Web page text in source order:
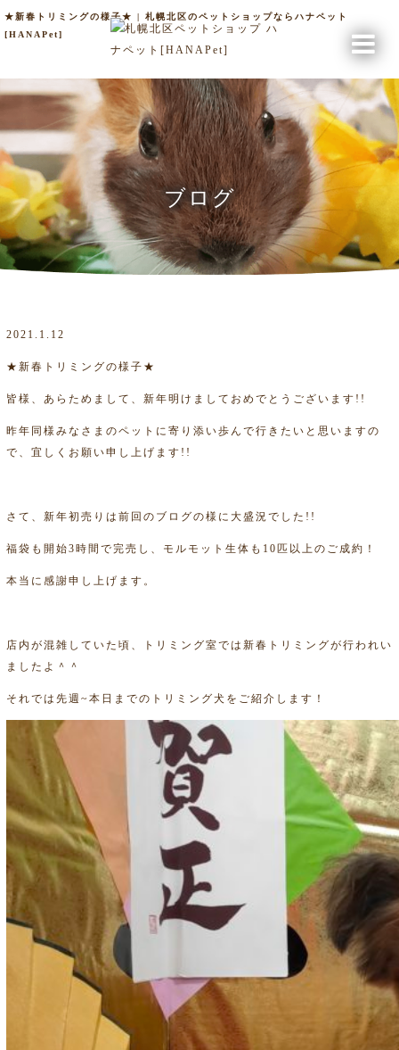
★新春トリミングの様子★ | 札幌北区のペットショップならハナペット
[HANAPet]
ブログ
2021.1.12
★新春トリミングの様子★
皆様、あらためまして、新年明けましておめでとうございます!!
昨年同様みなさまのペットに寄り添い歩んで行きたいと思いますの
で、宜しくお願い申し上げます!!
さて、新年初売りは前回のブログの様に大盛況でした!!
福袋も開始3時間で完売し、モルモット生体も10匹以上のご成約！
本当に感謝申し上げます。
店内が混雑していた頃、トリミング室では新春トリミングが行われい
ましたよ＾＾
それでは先週~本日までのトリミング犬をご紹介します！